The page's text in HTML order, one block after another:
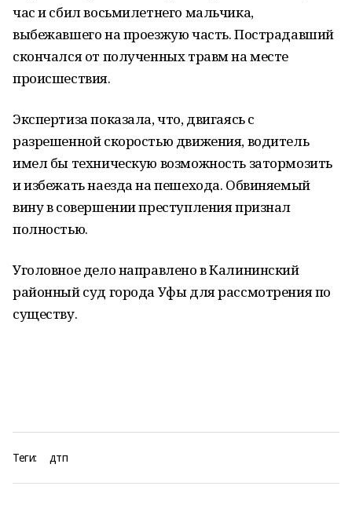
час и сбил восьмилетнего мальчика,
выбежавшего на проезжую часть. Пострадавший
скончался от полученных травм на месте
происшествия.
Экспертиза показала, что, двигаясь с
разрешенной скоростью движения, водитель
имел бы техническую возможность затормозить
и избежать наезда на пешехода. Обвиняемый
вину в совершении преступления признал
полностью.
Уголовное дело направлено в Калининский
районный суд города Уфы для рассмотрения по
существу.
Теги: дтп